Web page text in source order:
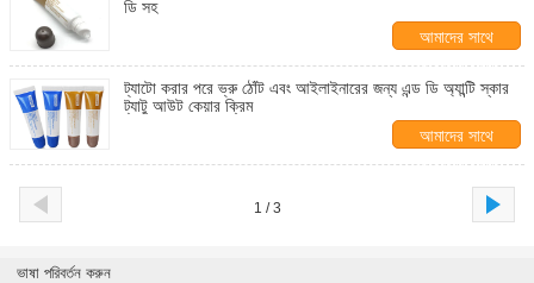
ডি সহ
আমাদের সাথে
যোগাযোগ করুন
ট্যাটো করার পরে ভ্রু ঠোঁট এবং আইলাইনারের জন্য এন্ড ডি অ্যান্টি স্কার
ট্যাটু আউট কেয়ার ক্রিম
আমাদের সাথে
যোগাযোগ করুন
1 / 3
ভাষা পরিবর্তন করুন